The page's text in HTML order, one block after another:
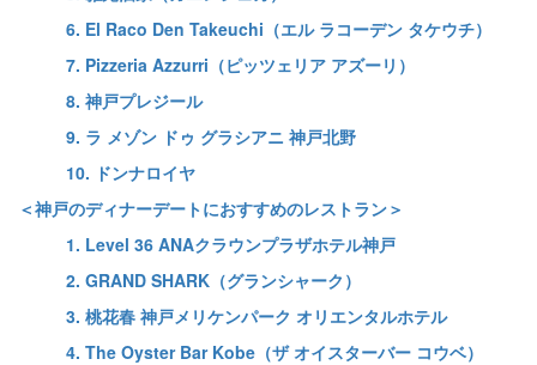
6. El Raco Den Takeuchi（エル ラコーデン タケウチ）
7. Pizzeria Azzurri（ピッツェリア アズーリ）
8. 神戸プレジール
9. ラ メゾン ドゥ グラシアニ 神戸北野
10. ドンナロイヤ
＜神戸のディナーデートにおすすめのレストラン＞
1. Level 36 ANAクラウンプラザホテル神戸
2. GRAND SHARK（グランシャーク）
3. 桃花春 神戸メリケンパーク オリエンタルホテル
4. The Oyster Bar Kobe（ザ オイスターバー コウベ）